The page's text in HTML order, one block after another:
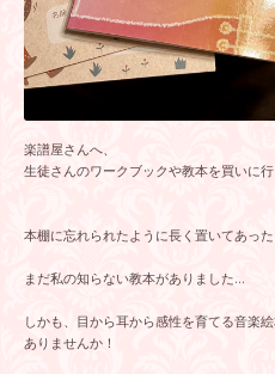
楽譜屋さんへ、
生徒さんのワークブックや教本を買いに行
本棚に忘れられたように長く置いてあっ
まだ私の知らない教本がありました…
しかも、目から耳から感性を育てる音楽
ありませんか！